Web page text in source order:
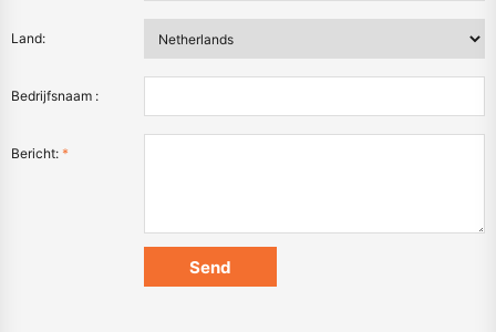
Land:
Bedrijfsnaam :
Bericht: *